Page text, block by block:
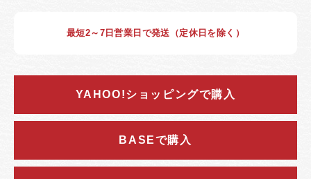
最短2～7日営業日で発送（定休日を除く）
YAHOO!ショッピングで購入
BASEで購入